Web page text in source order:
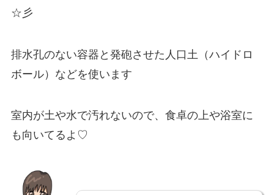
☆彡
排水孔のない容器と発砲させた人口土（ハイドロ
ボール）などを使います
室内が土や水で汚れないので、食卓の上や浴室に
も向いてるよ♡